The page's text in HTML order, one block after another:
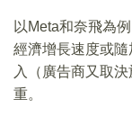
以Meta和奈飛為
經濟增長速度或
入（廣告商又取
重。